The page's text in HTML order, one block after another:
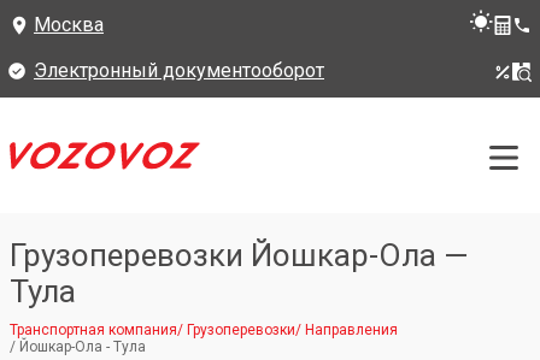
Москва
Электронный документооборот
Грузоперевозки Йошкар-Ола —
Тула
Транспортная компания/ Грузоперевозки/ Направления
/ Йошкар-Ола - Тула